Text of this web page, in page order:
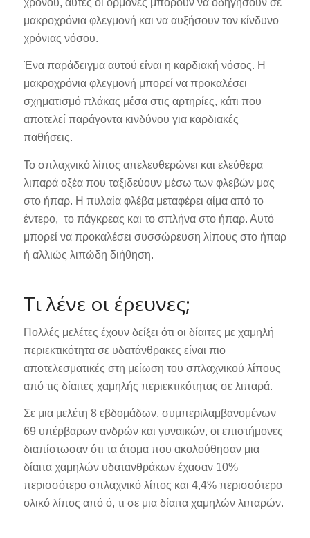
μακροχρόνια φλεγμονή και να αυξήσουν τον κίνδυνο
χρόνιας νόσου.
Ένα παράδειγμα αυτού είναι η καρδιακή νόσος. Η
μακροχρόνια φλεγμονή μπορεί να προκαλέσει
σχηματισμό πλάκας μέσα στις αρτηρίες, κάτι που
αποτελεί παράγοντα κινδύνου για καρδιακές
παθήσεις.
Το σπλαχνικό λίπος απελευθερώνει και ελεύθερα
λιπαρά οξέα που ταξιδεύουν μέσω των φλεβών μας
στο ήπαρ. Η πυλαία φλέβα μεταφέρει αίμα από το
έντερο, το πάγκρεας και το σπλήνα στο ήπαρ. Αυτό
μπορεί να προκαλέσει συσσώρευση λίπους στο ήπαρ
ή αλλιώς λιπώδη διήθηση.
Τι λένε οι έρευνες;
Πολλές μελέτες έχουν δείξει ότι οι δίαιτες με χαμηλή
περιεκτικότητα σε υδατάνθρακες είναι πιο
αποτελεσματικές στη μείωση του σπλαχνικού λίπους
από τις δίαιτες χαμηλής περιεκτικότητας σε λιπαρά.
Σε μια μελέτη 8 εβδομάδων, συμπεριλαμβανομένων
69 υπέρβαρων ανδρών και γυναικών, οι επιστήμονες
διαπίστωσαν ότι τα άτομα που ακολούθησαν μια
δίαιτα χαμηλών υδατανθράκων έχασαν 10%
περισσότερο σπλαχνικό λίπος και 4,4% περισσότερο
ολικό λίπος από ό, τι σε μια δίαιτα χαμηλών λιπαρών.